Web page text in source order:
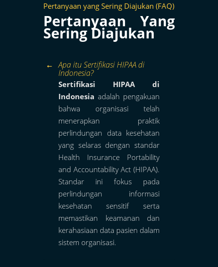
Pertanyaan yang Sering Diajukan (FAQ)
Pertanyaan Yang
Sering Diajukan
Apa itu Sertifikasi HIPAA di
Indonesia?
Sertifikasi HIPAA di
Indonesia adalah pengakuan
bahwa organisasi telah
menerapkan praktik
perlindungan data kesehatan
yang selaras dengan standar
Health Insurance Portability
and Accountability Act (HIPAA).
Standar ini fokus pada
perlindungan informasi
kesehatan sensitif serta
memastikan keamanan dan
kerahasiaan data pasien dalam
sistem organisasi.